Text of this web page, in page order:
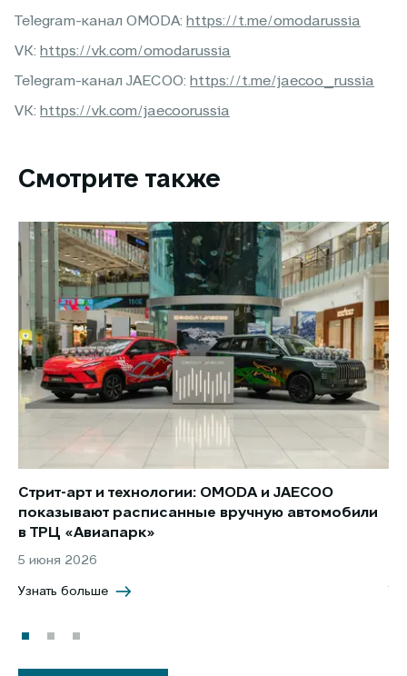
Telegram-канал OMODA: https://t.me/omodarussia
VK: https://vk.com/omodarussia
Telegram-канал JAECOO: https://t.me/jaecoo_russia
VK: https://vk.com/jaecoorussia
Смотрите также
Стрит-арт и технологии: OMODA и JAECOO
показывают расписанные вручную автомобили
в ТРЦ «Авиапарк»
5 июня 2026
Узнать больше